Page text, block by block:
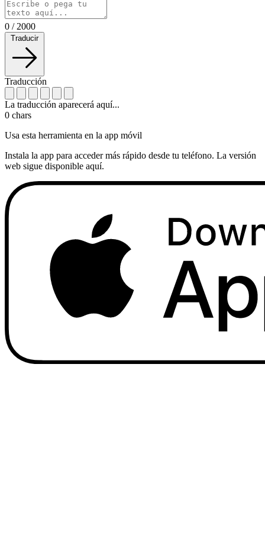
0 / 2000
Traducir
Traducción
La traducción aparecerá aquí...
0 chars
Usa esta herramienta en la app móvil
Instala la app para acceder más rápido desde tu teléfono. La versión
web sigue disponible aquí.